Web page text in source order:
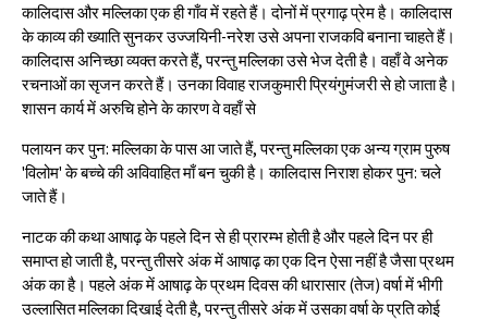
कालिदास और मल्लिका एक ही गाँव में रहते हैं। दोनों में प्रगाढ़ प्रेम है। कालिदास
के काव्य की ख्याति सुनकर उज्जयिनी-नरेश उसे अपना राजकवि बनाना चाहते हैं।
कालिदास अनिच्छा व्यक्त करते हैं, परन्तु मल्लिका उसे भेज देती है। वहाँ वे अनेक
रचनाओं का सृजन करते हैं। उनका विवाह राजकुमारी प्रियंगुमंजरी से हो जाता है।
शासन कार्य में अरुचि होने के कारण वे वहाँ से
पलायन कर पुन: मल्लिका के पास आ जाते हैं, परन्तु मल्लिका एक अन्य ग्राम पुरुष
'विलोम' के बच्चे की अविवाहित माँ बन चुकी है। कालिदास निराश होकर पुन: चले
जाते हैं।
नाटक की कथा आषाढ़ के पहले दिन से ही प्रारम्भ होती है और पहले दिन पर ही
समाप्त हो जाती है, परन्तु तीसरे अंक में आषाढ़ का एक दिन ऐसा नहीं है जैसा प्रथम
अंक का है। पहले अंक में आषाढ़ के प्रथम दिवस की धारासार (तेज) वर्षा में भीगी
उल्लासित मल्लिका दिखाई देती है, परन्तु तीसरे अंक में उसका वर्षा के प्रति कोई